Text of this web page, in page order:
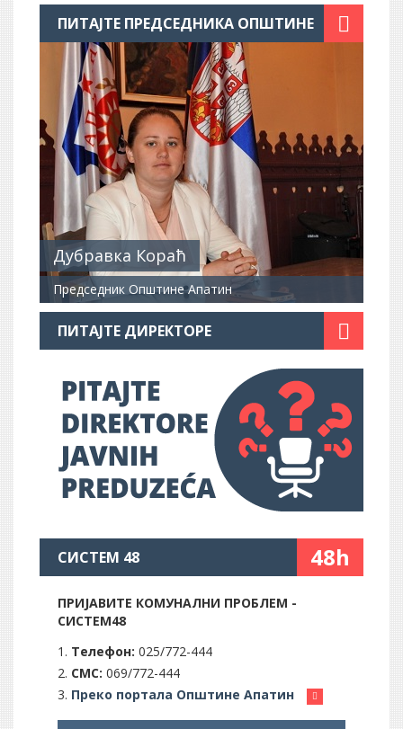
ПИТАЈТЕ ПРЕДСЕДНИКА ОПШТИНЕ
Дубравка Кораћ
Председник Општине Апатин
ПИТАЈТЕ ДИРЕКТОРЕ
СИСТЕМ 48 48h
ПРИЈАВИТЕ КОМУНАЛНИ ПРОБЛЕМ -
СИСТЕМ48
Телефон: 025/772-444
СМС: 069/772-444
Преко портала Општине Апатин